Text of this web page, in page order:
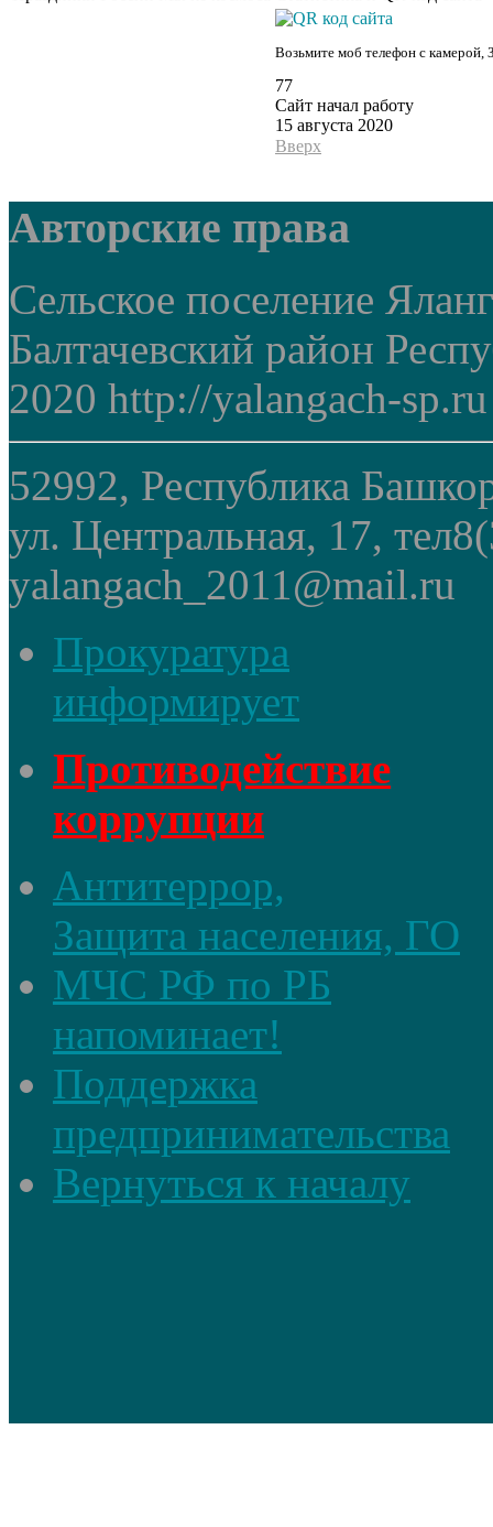
Возьмите моб телефон с камерой,
77
Сайт начал работу
15 августа 2020
Вверх
Авторские права
Сельское поселение
Балтачевский район
2020 http://yalangach-sp.ru
52992, Республика
ул. Центральная, 17,
yalangach_2011@mail.ru
Прокуратура
информирует
Противодействие
коррупции
Антитеррор,
Защита населения, ГО
МЧС РФ по РБ
напоминает!
Поддержка
предпринимательства
Вернуться к началу